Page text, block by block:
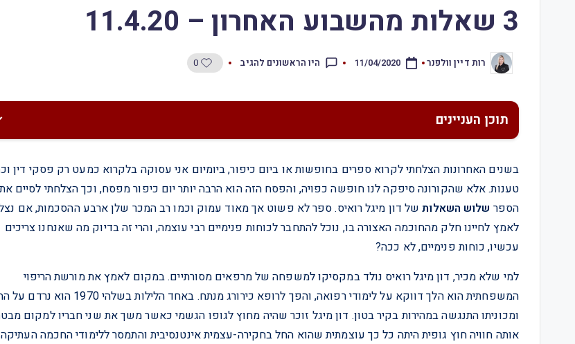
3 שאלות מהשבוע האחרון – 11.4.20
רות דיין וולפנר 11/04/2020 היו הראשונים להגיב 0
תוכן העניינים
בשנים האחרונות הצלחתי לקרוא ספרים בחופשות או ביום כיפור, ביומיום אני עסוקה בלקרוא כמעט רק פסקי דין
טענות. אלא שהקורונה סיפקה לנו חופשה כפויה, והפסח הזה הוא הרבה יותר יום כיפור מפסח, וכך הצלחתי לסיים
הספר שלוש השאלותשל דון מיגל רואיס. ספר לא פשוט אך מאוד עמוק וכמו רב המכר שלן ארבע ההסכמות, אם
לאמץ לחיינו חלק מהחוכמה האצורה בו, נוכל להתחבר לכוחות פנימיים רבי עוצמה, והרי זה בדיוק מה שאנחנו צריכים
עכשיו, כוחות פנימיים, לא ככה?
למי שלא מכיר, דון מיגל רואיס נולד במקסיקו למשפחה של מרפאים מסורתיים. במקום לאמץ את מורשת הריפוי
המשפחתית הוא הלך דווקא על לימודי רפואה, והפך לרופא כירורג מנתח. באחד הלילות בשלהי
ומכוניתו התנגשה במהירות בקיר בטון. דון מיגל זוכר שהיה מחוץ לגופו הגשמי כאשר משך את שני חבריו למקום
אותה חוויה חוץ גופית היתה כל כך עוצמתית שהוא החל בחקירה-עצמית אינטנסיבית והתמסר ללימודי החכמה העתיקה